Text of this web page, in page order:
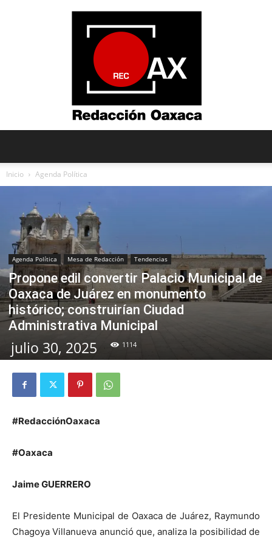
Inicio Agenda Política
Agenda Política Mesa de Redacción Tendencias
Propone edil convertir Palacio Municipal de
Oaxaca de Juárez en monumento
histórico; construirían Ciudad
Administrativa Municipal
julio 30, 2025 1114
#RedacciónOaxaca
#Oaxaca
Jaime GUERRERO
El Presidente Municipal de Oaxaca de Juárez, Raymundo
Chagoya Villanueva anunció que, analiza la posibilidad de